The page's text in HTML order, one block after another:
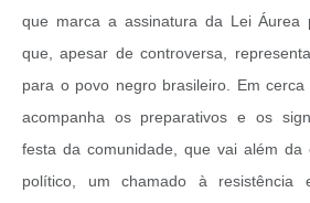
que marca a assinatura da Lei Áurea
que, apesar de controversa,
para o povo negro brasileiro. Em
acompanha os preparativos e os
festa da comunidade, que vai além da
político, um chamado à resistência